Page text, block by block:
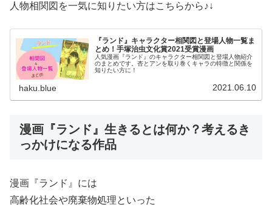
人物相関図を一気に知りたい方はこちらから♪↓
『ランド』キャラクター相関図と登場人物一覧ま
とめ！手塚治虫文化賞2021受賞漫画
人気漫画『ランド』のキャラクター相関図と登場人物紹介
のまとめです。杏とアンを取り巻くキャラの特徴と関係を
知りたい方に！
haku.blue 2021.06.10
漫画『ランド』生きるとは何か？考えるき
っかけになる作品
漫画『ランド』には
高齢化社会や廃棄物処理といった